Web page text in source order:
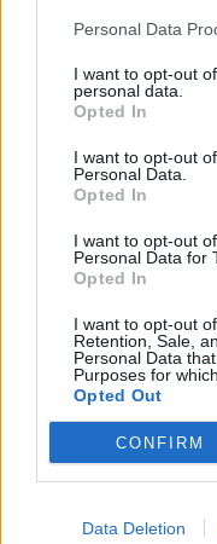
Personal Data
I want to opt-out
personal data.
Opted In
I want to opt-out
Personal Data.
Opted In
I want to opt-out
Personal Data for
Opted In
I want to opt-out
Retention, Sale,
Personal Data
Purposes for
Opted Out
CONFIRM
Data Deletion
insta profilok
korhatár
instagram